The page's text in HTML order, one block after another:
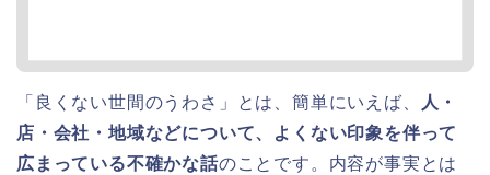
「良くない世間のうわさ」とは、簡単にいえば、
人・
店・会社・地域などについて、よくない印象を伴って
広まっている不確かな話のことです。内容が事実とは